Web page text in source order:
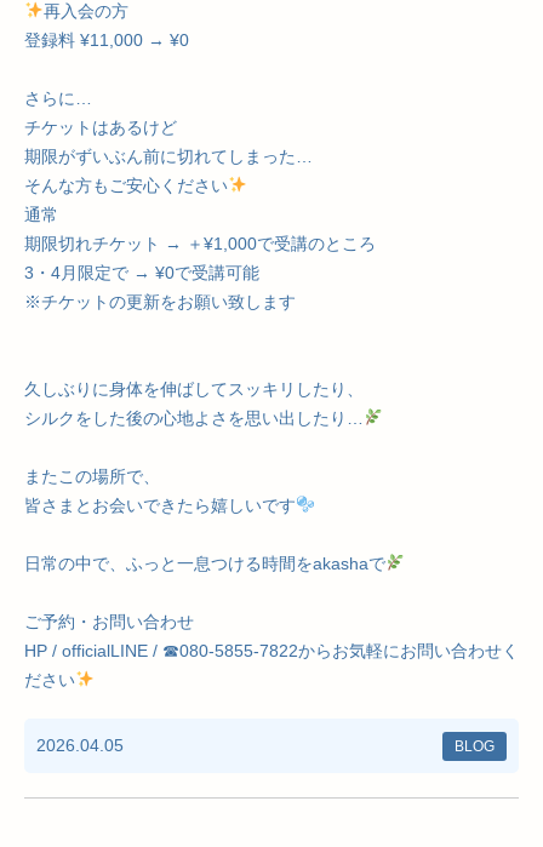
再入会の方
登録料 ¥11,000 → ¥0
さらに…
チケットはあるけど
期限がずいぶん前に切れてしまった…
そんな方もご安心ください
通常
期限切れチケット → ＋¥1,000で受講のところ
3・4月限定で → ¥0で受講可能
※チケットの更新をお願い致します
久しぶりに身体を伸ばしてスッキリしたり、
シルクをした後の心地よさを思い出したり…
またこの場所で、
皆さまとお会いできたら嬉しいです
日常の中で、ふっと一息つける時間をakashaで
ご予約・お問い合わせ
HP / officialLINE / ☎︎080-5855-7822からお気軽にお問い合わせく
ださい
2026.04.05 BLOG